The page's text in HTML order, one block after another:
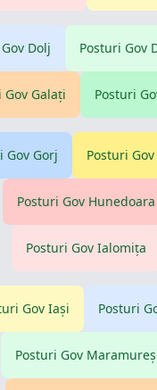
Dolj Posturi Gov
Gov Galaţi Posturi
Gov Gorj Posturi Gov
Posturi Gov Hunedoara
Posturi Gov Ialomiţa
Gov Iaşi Posturi
Posturi Gov Maramureş